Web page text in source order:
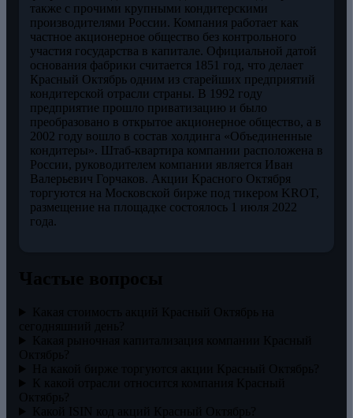
также с прочими крупными кондитерскими
производителями России. Компания работает как
частное акционерное общество без контрольного
участия государства в капитале. Официальной датой
основания фабрики считается 1851 год, что делает
Красный Октябрь одним из старейших предприятий
кондитерской отрасли страны. В 1992 году
предприятие прошло приватизацию и было
преобразовано в открытое акционерное общество, а в
2002 году вошло в состав холдинга «Объединенные
кондитеры». Штаб-квартира компании расположена в
России, руководителем компании является Иван
Валерьевич Горчаков. Акции Красного Октября
торгуются на Московской бирже под тикером KROT,
размещение на площадке состоялось 1 июля 2022
года.